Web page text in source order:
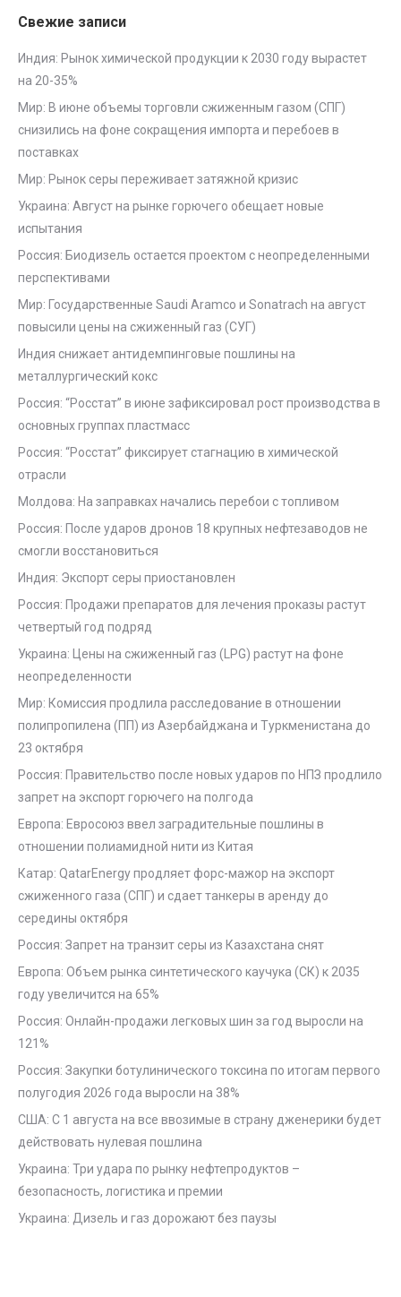
Свежие записи
Индия: Рынок химической продукции к 2030 году вырастет
на 20-35%
Мир: В июне объемы торговли сжиженным газом (СПГ)
снизились на фоне сокращения импорта и перебоев в
поставках
Мир: Рынок серы переживает затяжной кризис
Украина: Август на рынке горючего обещает новые
испытания
Россия: Биодизель остается проектом с неопределенными
перспективами
Мир: Государственные Saudi Aramco и Sonatrach на август
повысили цены на сжиженный газ (СУГ)
Индия снижает антидемпинговые пошлины на
металлургический кокс
Россия: “Росстат” в июне зафиксировал рост производства в
основных группах пластмасс
Россия: “Росстат” фиксирует стагнацию в химической
отрасли
Молдова: На заправках начались перебои с топливом
Россия: После ударов дронов 18 крупных нефтезаводов не
смогли восстановиться
Индия: Экспорт серы приостановлен
Россия: Продажи препаратов для лечения проказы растут
четвертый год подряд
Украина: Цены на сжиженный газ (LPG) растут на фоне
неопределенности
Мир: Комиссия продлила расследование в отношении
полипропилена (ПП) из Азербайджана и Туркменистана до
23 октября
Россия: Правительство после новых ударов по НПЗ продлило
запрет на экспорт горючего на полгода
Европа: Евросоюз ввел заградительные пошлины в
отношении полиамидной нити из Китая
Катар: QatarEnergy продляет форс-мажор на экспорт
сжиженного газа (СПГ) и сдает танкеры в аренду до
середины октября
Россия: Запрет на транзит серы из Казахстана снят
Европа: Объем рынка синтетического каучука (СК) к 2035
году увеличится на 65%
Россия: Онлайн-продажи легковых шин за год выросли на
121%
Россия: Закупки ботулинического токсина по итогам первого
полугодия 2026 года выросли на 38%
США: С 1 августа на все ввозимые в страну дженерики будет
действовать нулевая пошлина
Украина: Три удара по рынку нефтепродуктов –
безопасность, логистика и премии
Украина: Дизель и газ дорожают без паузы